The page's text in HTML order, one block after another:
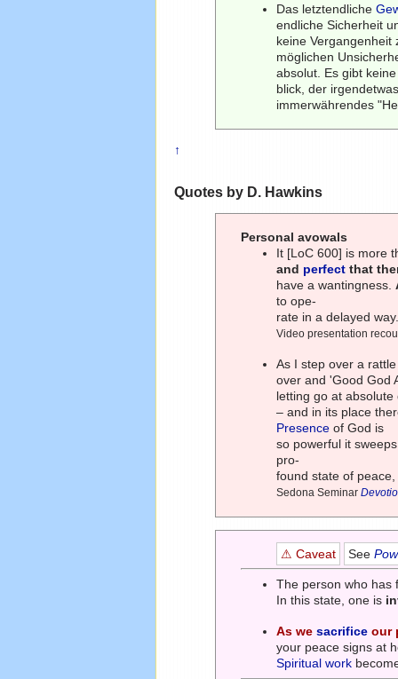
Das letztendliche
endliche Sicherheit
keine
möglichen
absolut. Es gibt
blick, der
immerwährendes
↑
Quotes by D. Hawkins
Personal avowals
It [LoC 600] is more
and perfect that
have a wantingness.
to ope-
rate in a delayed
Video presentation
As I step over a
over and 'Good God
letting go at
– and in its place
Presence of God is
so powerful it
pro-
found state of
Sedona Seminar
⚠ Caveat See
The person who has
In this state, one is
As wesacrifice our
your peace signs at
Spiritual work